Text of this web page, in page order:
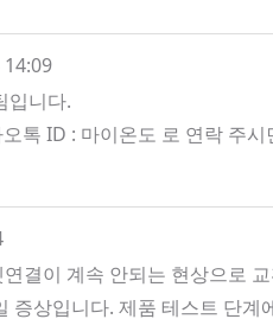
14:09
입니다.
톡 ID : 마이온도 로 연락 주
결이 계속 안되는 현상으로
증상입니다. 제품 테스트 단